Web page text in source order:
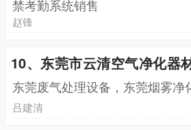
禁考勤系统销售
赵锋
10、东莞市云清空气净化器
东莞废气处理设备，东莞烟雾净
吕建清